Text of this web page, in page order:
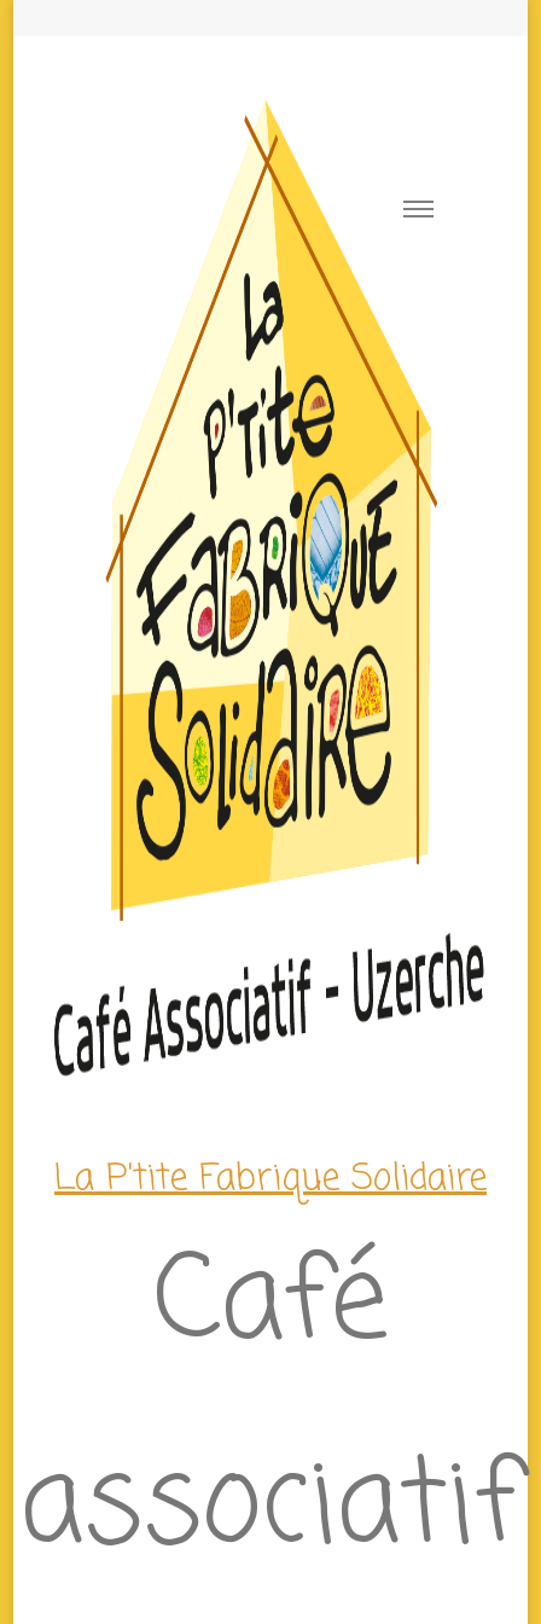
La P'tite Fabrique Solidaire
Café
associatif